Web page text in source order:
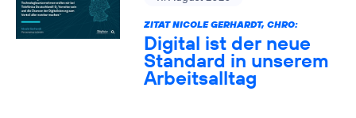
ZITAT NICOLE GERHARDT, CHRO:
Digital ist der neue
Standard in unserem
Arbeitsalltag